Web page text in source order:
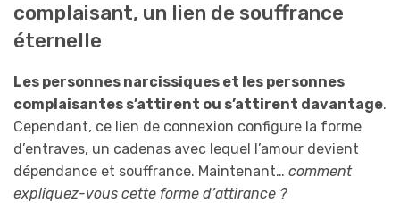
complaisant, un lien de souffrance
éternelle
Les personnes narcissiques et les personnes
complaisantes s’attirent ou s’attirent davantage.
Cependant, ce lien de connexion configure la forme
d’entraves, un cadenas avec lequel l’amour devient
dépendance et souffrance. Maintenant… comment
expliquez-vous cette forme d’attirance ?